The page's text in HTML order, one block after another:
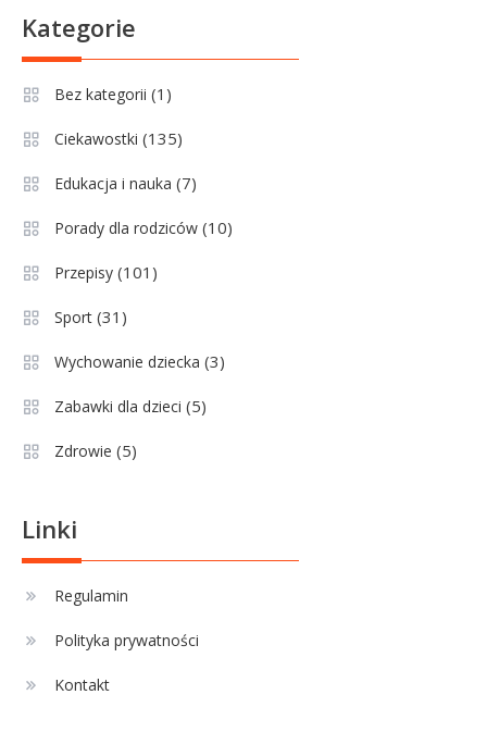
3
formy i statystyk
4 Sport
La Liga rankingi: Tabela,
strzelców Primera División
Kategorie
Bez kategorii (1)
Ciekawostki (135)
Edukacja i nauka (7)
Porady dla rodziców (10)
Przepisy (101)
Sport (31)
Wychowanie dziecka (3)
Zabawki dla dzieci (5)
Zdrowie (5)
Linki
Regulamin
Polityka prywatności
Kontakt